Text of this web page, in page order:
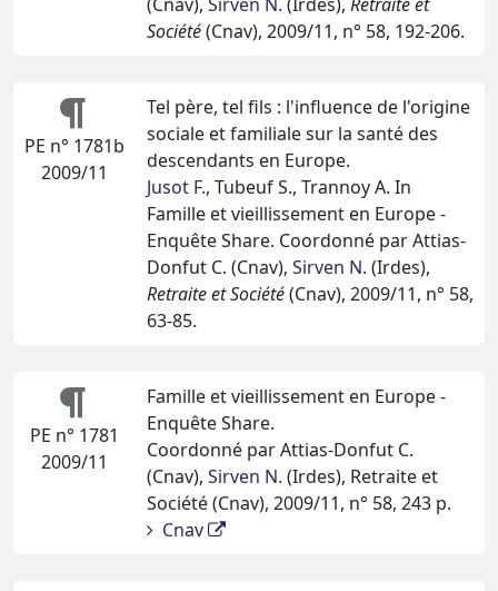
Société(Cnav), 2009/11, n° 58, 192-206.
PE n° 1781b
2009/11
Tel père, tel fils : l'influence de l'origine
sociale et familiale sur la santé des
descendants en Europe.
Jusot F., Tubeuf S., Trannoy A. In
Famille et vieillissement en Europe -
Enquête Share. Coordonné par Attias-
Donfut C. (Cnav), Sirven N. (Irdes),
Retraite et Société(Cnav), 2009/11, n° 58,
63-85.
PE n° 1781
2009/11
Famille et vieillissement en Europe -
Enquête Share.
Coordonné par Attias-Donfut C.
(Cnav), Sirven N. (Irdes), Retraite et
Société (Cnav), 2009/11, n° 58, 243 p.
Cnav